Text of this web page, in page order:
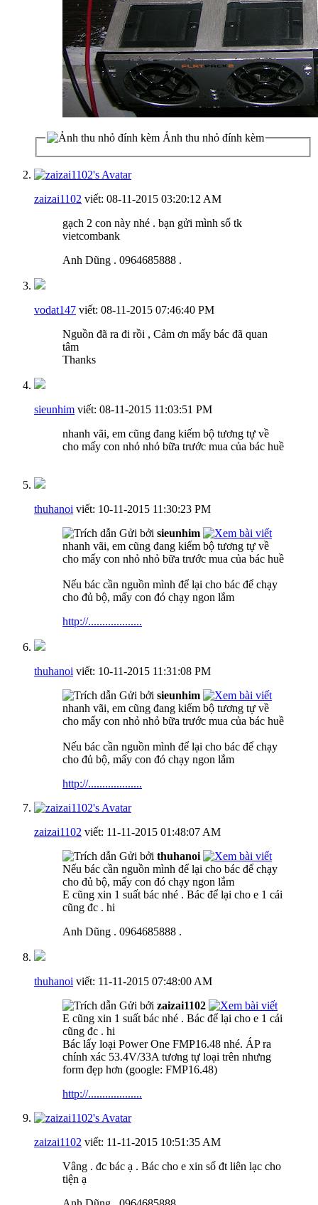
Ảnh thu nhỏ đính kèm
zaizai1102 viết: 08-11-2015 03:20:12 AM
gạch 2 con này nhé . bạn gửi mình số tk
vietcombank
Anh Dũng . 0964685888 .
vodat147 viết: 08-11-2015 07:46:40 PM
Nguồn đã ra đi rồi , Cảm ơn mấy bác đã quan
tâm
Thanks
sieunhim viết: 08-11-2015 11:03:51 PM
nhanh vãi, em cũng đang kiếm bộ tương tự về
cho mấy con nhỏ nhỏ bữa trước mua của bác huề
thuhanoi viết: 10-11-2015 11:30:23 PM
Gửi bởi sieunhim
nhanh vãi, em cũng đang kiếm bộ tương tự về
cho mấy con nhỏ nhỏ bữa trước mua của bác huề
Nếu bác cần nguồn mình để lại cho bác để chạy
cho đủ bộ, mấy con đó chạy ngon lắm
http://...................
thuhanoi viết: 10-11-2015 11:31:08 PM
Gửi bởi sieunhim
nhanh vãi, em cũng đang kiếm bộ tương tự về
cho mấy con nhỏ nhỏ bữa trước mua của bác huề
Nếu bác cần nguồn mình để lại cho bác để chạy
cho đủ bộ, mấy con đó chạy ngon lắm
http://...................
zaizai1102 viết: 11-11-2015 01:48:07 AM
Gửi bởi thuhanoi
Nếu bác cần nguồn mình để lại cho bác để chạy
cho đủ bộ, mấy con đó chạy ngon lắm
E cũng xin 1 suất bác nhé . Bác để lại cho e 1 cái
cũng đc . hi
Anh Dũng . 0964685888 .
thuhanoi viết: 11-11-2015 07:48:00 AM
Gửi bởi zaizai1102
E cũng xin 1 suất bác nhé . Bác để lại cho e 1 cái
cũng đc . hi
Bác lấy loại Power One FMP16.48 nhé. ÁP ra
chính xác 53.4V/33A tương tự loại trên nhưng
form đẹp hơn (google: FMP16.48)
http://...................
zaizai1102 viết: 11-11-2015 10:51:35 AM
Vâng . đc bác ạ . Bác cho e xin số đt liên lạc cho
tiện ạ